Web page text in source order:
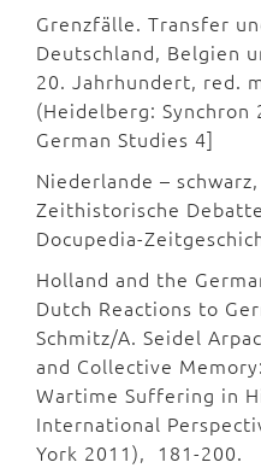
Grenzfälle. Transfer
Deutschland, Belgien
20. Jahrhundert, red.
(Heidelberg: Synchron
German Studies 4]
Niederlande –
Zeithistorische
Docupedia-
Holland and the
Dutch Reactions to
Schmitz/A. Seidel
and Collective
Wartime Suffering in
International
York 2011), 181-200.